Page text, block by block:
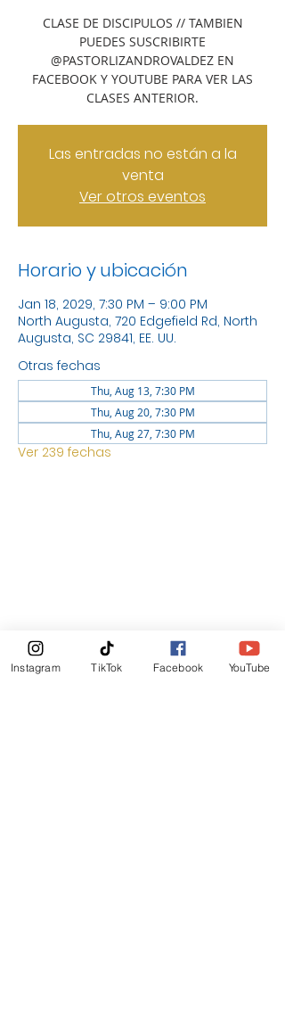
CLASE DE DISCIPULOS // TAMBIEN
PUEDES SUSCRIBIRTE
@PASTORLIZANDROVALDEZ EN
FACEBOOK Y YOUTUBE PARA VER LAS
CLASES ANTERIOR.
Las entradas no están a la
venta
Ver otros eventos
Horario y ubicación
Jan 18, 2029, 7:30 PM – 9:00 PM
North Augusta, 720 Edgefield Rd, North
Augusta, SC 29841, EE. UU.
Otras fechas
Thu, Aug 13, 7:30 PM
Thu, Aug 20, 7:30 PM
Thu, Aug 27, 7:30 PM
Ver 239 fechas
Boletin Informativo
Instagram TikTok Facebook YouTube